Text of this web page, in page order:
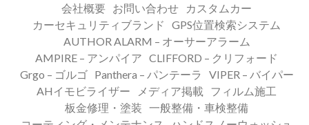
会社概要
お問い合わせ
カスタムカー
カーセキュリティブランド
GPS位置検索システム
AUTHOR ALARM – オーサーアラーム
AMPIRE – アンパイア CLIFFORD – クリフォード
Grgo – ゴルゴ
Panthera – パンテーラ
VIPER – バイパー
AHイモビライザー
メディア掲載
フィルム施工
板金修理・塗装 一般整備・車検整備